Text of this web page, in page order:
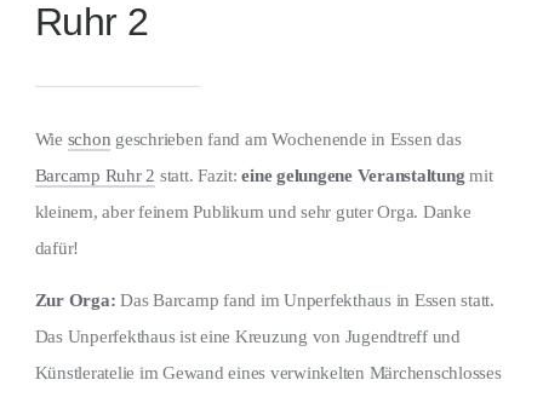
Ruhr 2
Wie schon geschrieben fand am Wochenende in Essen das
Barcamp Ruhr 2 statt. Fazit:eine gelungene Veranstaltung mit
kleinem, aber feinem Publikum und sehr guter Orga. Danke
dafür!
Zur Orga: Das Barcamp fand im Unperfekthaus in Essen statt.
Das Unperfekthaus ist eine Kreuzung von Jugendtreff und
Künstleratelie im Gewand eines verwinkelten Märchenschlosses